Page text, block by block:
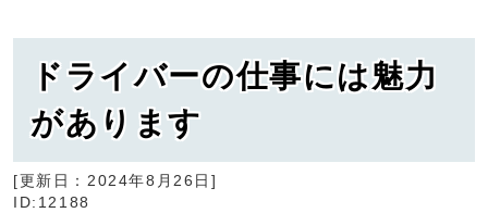
ドライバーの仕事には魅力
があります
[更新日： 2024年8月26日 ]
ID:12188